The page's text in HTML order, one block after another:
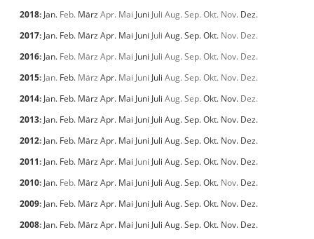
2018: Jan. Feb. März Apr. Mai Juni Juli Aug.Sep.Okt. Nov. Dez.
2017: Jan. Feb. März Apr. Mai Juni Juli Aug.Sep.Okt. Nov. Dez.
2016: Jan. Feb. März Apr. Mai Juni Juli Aug.Sep.Okt. Nov. Dez.
2015: Jan. Feb. März Apr. Mai Juni Juli Aug.Sep.Okt. Nov. Dez.
2014: Jan. Feb. März Apr. Mai Juni Juli Aug.Sep.Okt. Nov. Dez.
2013: Jan. Feb. März Apr. Mai Juni Juli Aug.Sep.Okt. Nov. Dez.
2012: Jan. Feb. März Apr. Mai Juni Juli Aug.Sep.Okt. Nov. Dez.
2011: Jan. Feb. März Apr. Mai Juni Juli Aug.Sep.Okt. Nov. Dez.
2010: Jan. Feb. März Apr. Mai Juni Juli Aug.Sep.Okt. Nov. Dez.
2009: Jan. Feb. März Apr. Mai Juni Juli Aug.Sep.Okt. Nov. Dez.
2008: Jan. Feb. März Apr. Mai Juni Juli Aug.Sep.Okt. Nov. Dez.